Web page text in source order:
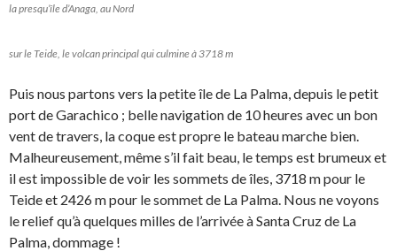
la presqu’île d’Anaga, au Nord
sur le Teide, le volcan principal qui culmine à 3718 m
Puis nous partons vers la petite île de La Palma, depuis le petit
port de Garachico ; belle navigation de 10 heures avec un bon
vent de travers, la coque est propre le bateau marche bien.
Malheureusement, même s’il fait beau, le temps est brumeux et
il est impossible de voir les sommets de îles, 3718 m pour le
Teide et 2426 m pour le sommet de La Palma. Nous ne voyons
le relief qu’à quelques milles de l’arrivée à Santa Cruz de La
Palma, dommage !